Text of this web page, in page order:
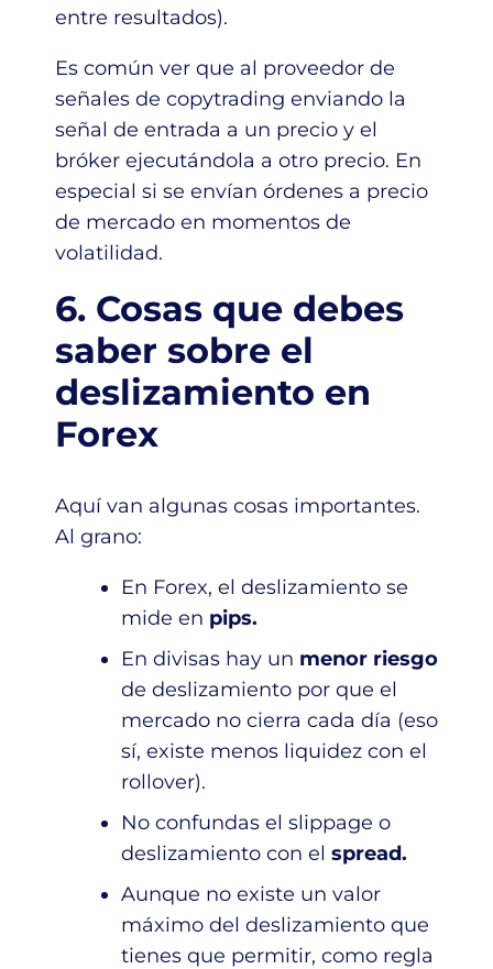
entre resultados).
Es común ver que al proveedor de
señales de copytrading enviando la
señal de entrada a un precio y el
bróker ejecutándola a otro precio. En
especial si se envían órdenes a precio
de mercado en momentos de
volatilidad.
6. Cosas que debes
saber sobre el
deslizamiento en
Forex
Aquí van algunas cosas importantes.
Al grano:
En Forex, el deslizamiento se
mide en pips.
En divisas hay un menor riesgo
de deslizamiento por que el
mercado no cierra cada día (eso
sí, existe menos liquidez con el
rollover).
No confundas el slippage o
deslizamiento con el spread.
Aunque no existe un valor
máximo del deslizamiento que
tienes que permitir, como regla